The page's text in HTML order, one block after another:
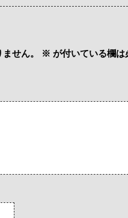
せん。 ※ が付いている欄は